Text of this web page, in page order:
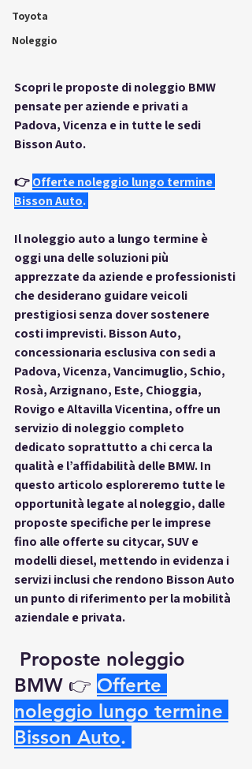
Toyota
Noleggio
Scopri le proposte di noleggio BMW
pensate per aziende e privati a
Padova, Vicenza e in tutte le sedi
Bisson Auto.
👉Offerte noleggio lungo termine
Bisson Auto.
Il noleggio auto a lungo termine è
oggi una delle soluzioni più
apprezzate da aziende e professionisti
che desiderano guidare veicoli
prestigiosi senza dover sostenere
costi imprevisti. Bisson Auto,
concessionaria esclusiva con sedi a
Padova, Vicenza, Vancimuglio, Schio,
Rosà, Arzignano, Este, Chioggia,
Rovigo e Altavilla Vicentina, offre un
servizio di noleggio completo
dedicato soprattutto a chi cerca la
qualità e l’affidabilità delle BMW. In
questo articolo esploreremo tutte le
opportunità legate al noleggio, dalle
proposte specifiche per le imprese
fino alle offerte su citycar, SUV e
modelli diesel, mettendo in evidenza i
servizi inclusi che rendono Bisson Auto
un punto di riferimento per la mobilità
aziendale e privata.
Proposte noleggio
BMW 👉 Offerte
noleggio lungo termine
Bisson Auto.